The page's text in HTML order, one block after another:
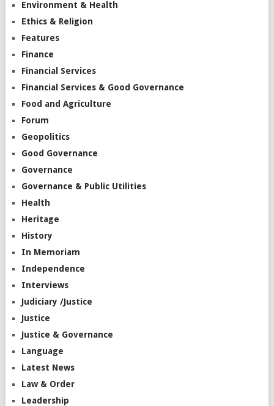
Environment & Health
Ethics & Religion
Features
Finance
Financial Services
Financial Services & Good Governance
Food and Agriculture
Forum
Geopolitics
Good Governance
Governance
Governance & Public Utilities
Health
Heritage
History
In Memoriam
Independence
Interviews
Judiciary /Justice
Justice
Justice & Governance
Language
Latest News
Law & Order
Leadership